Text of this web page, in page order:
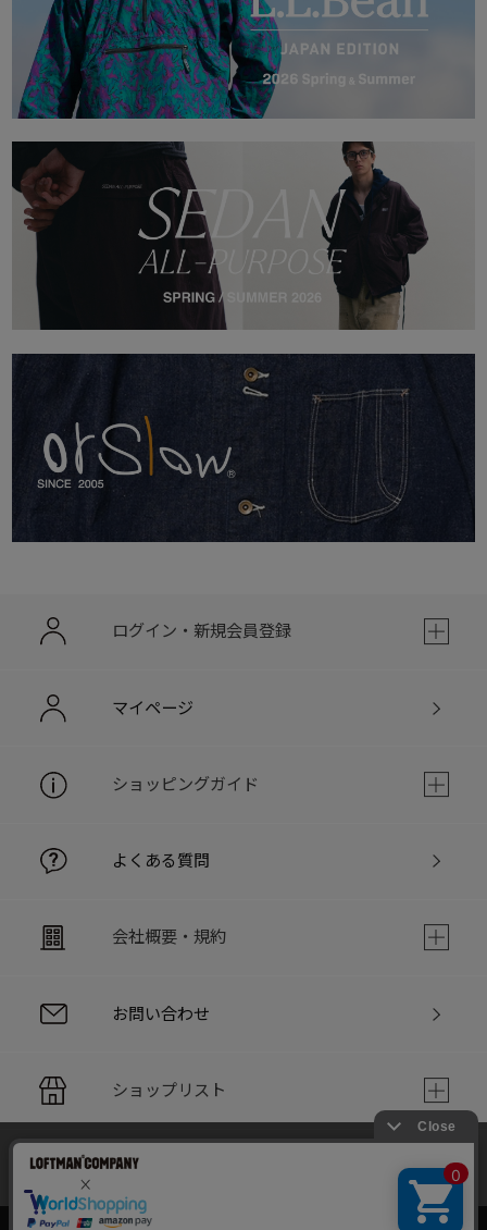
ログイン・新規会員登録
マイページ
ショッピングガイド
よくある質問
会社概要・規約
お問い合わせ
ショップリスト
PC版サイト
当サイトでは利用体験の向上およびコンテンツの最適な提供、ト
ラフィックの分析を目的としてCookieを使用しています。
サイトの閲覧を継続された場合、Cookieの利用に同意したことも
のといたします。